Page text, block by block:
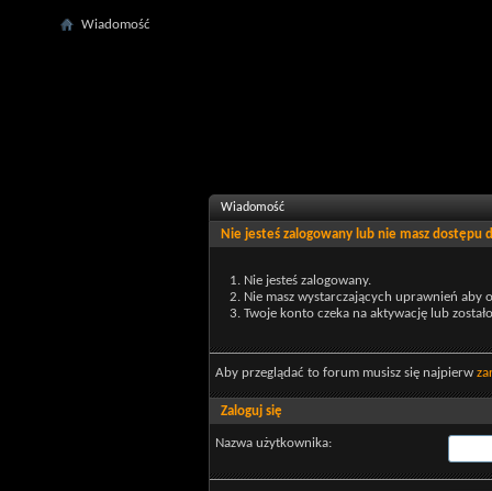
Wiadomość
Wiadomość
Nie jesteś zalogowany lub nie masz
Nie jesteś zalogowany.
Nie masz wystarczających uprawnień aby
Twoje konto czeka na aktywację lub
Aby przeglądać to forum musisz się najpierw
Zaloguj się
Nazwa użytkownika: